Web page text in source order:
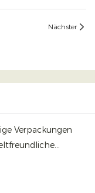
Nächster
Verpackungen